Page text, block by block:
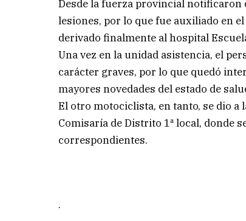
Desde la fuerza provincial notificaron
lesiones, por lo que fue auxiliado en
derivado finalmente al hospital
Una vez en la unidad asistencia, el
carácter graves, por lo que quedó
mayores novedades del estado de
El otro motociclista, en tanto, se dio
Comisaría de Distrito 1ª local, donde
correspondientes.
.